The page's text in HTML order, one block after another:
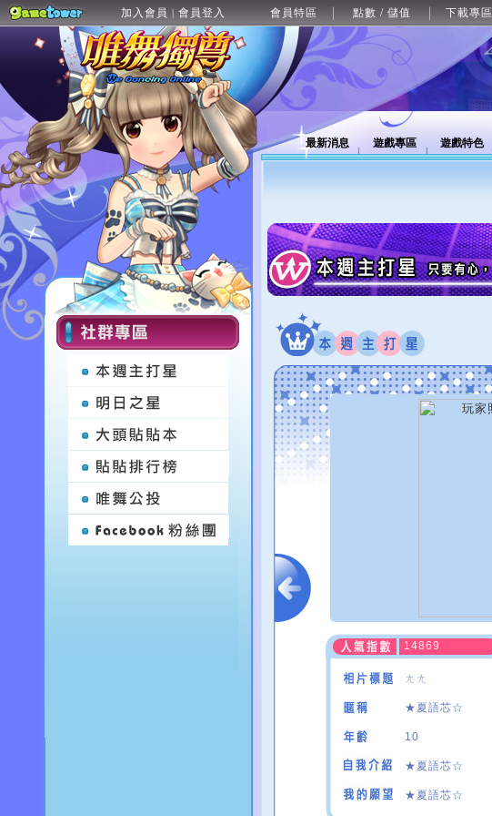
加入會員 | 會員登入 會員特區 點數 / 儲值 下載專區
最新消息 遊戲專區 遊戲特色
14869
ㄤㄤ
★夏語芯☆
10
★夏語芯☆
★夏語芯☆